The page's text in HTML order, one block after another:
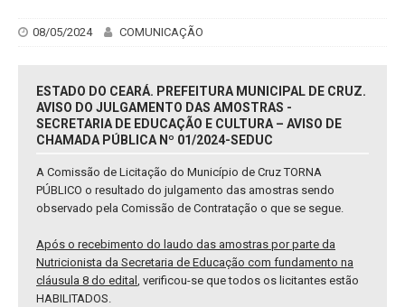
08/05/2024 COMUNICAÇÃO
ESTADO DO CEARÁ. PREFEITURA MUNICIPAL DE CRUZ.
AVISO DO JULGAMENTO DAS AMOSTRAS -
SECRETARIA DE EDUCAÇÃO E CULTURA – AVISO DE
CHAMADA PÚBLICA Nº 01/2024-SEDUC
A Comissão de Licitação do Município de Cruz TORNA
PÚBLICO o resultado do julgamento das amostras sendo
observado pela Comissão de Contratação o que se segue.
Após o recebimento do laudo das amostras por parte da
Nutricionista da Secretaria de Educação com fundamento na
cláusula 8 do edital , verificou-se que todos os licitantes estão
HABILITADOS.